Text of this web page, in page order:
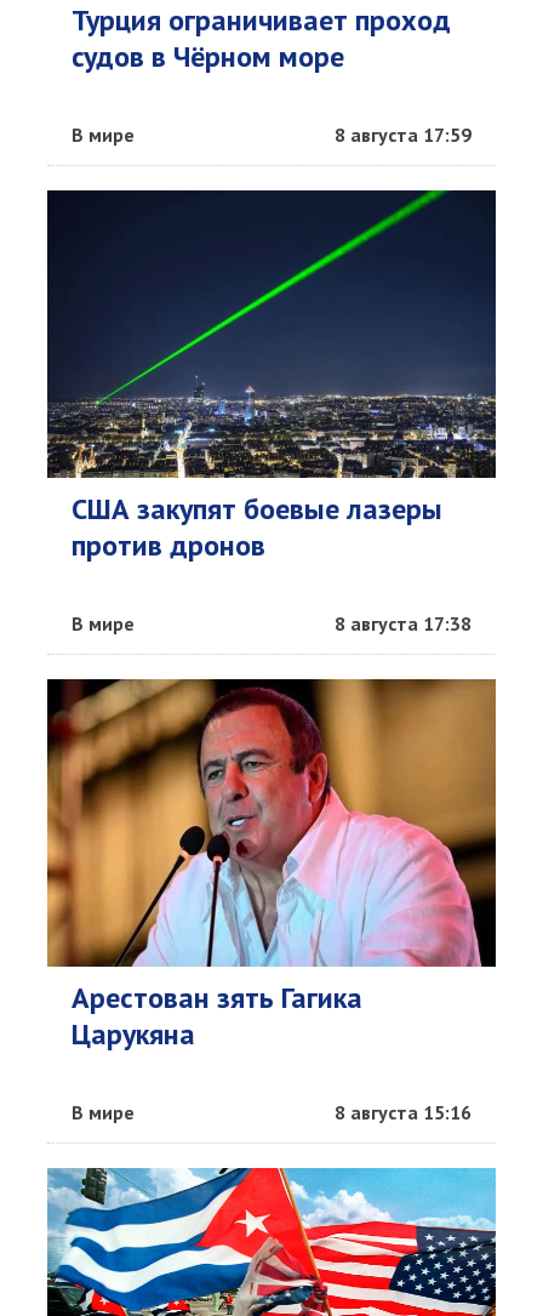
Турция ограничивает проход
судов в Чёрном море
В мире 8 августа 17:59
США закупят боевые лазеры
против дронов
В мире 8 августа 17:38
Арестован зять Гагика
Царукяна
В мире 8 августа 15:16